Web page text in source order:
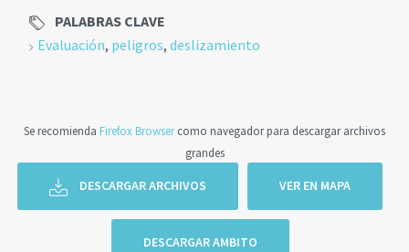
PALABRAS CLAVE
Evaluación, peligros, deslizamiento
Se recomienda Firefox Browsercomo navegador para descargar archivos
grandes
DESCARGAR ARCHIVOS VER EN MAPA
DESCARGAR AMBITO